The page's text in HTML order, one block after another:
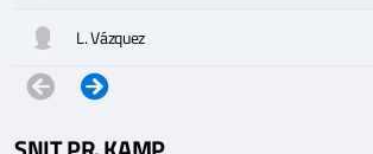
L. Vázquez